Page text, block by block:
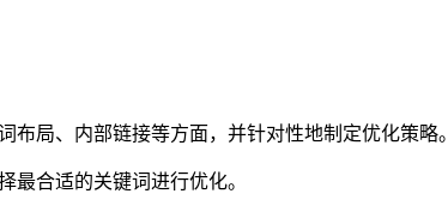
布局、内部链接等方面，并针对性地制定优化策略
最合适的关键词进行优化。